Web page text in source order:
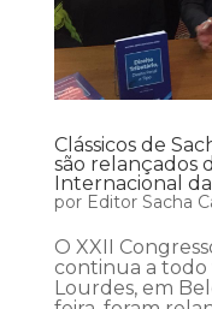
Clássicos de
são relançados
Internacional
por Editor Sacha
O XXII
continua a
Lourdes, em